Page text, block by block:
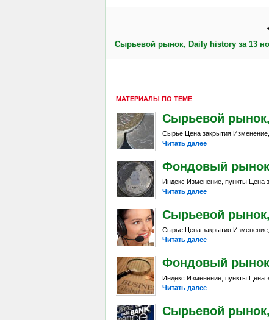
Сырьевой рынок, Daily history за 13
МАТЕРИАЛЫ ПО ТЕМЕ
Сырьевой рынок,
Сырье Цена закрытия
Читать далее
Фондовый рынок,
Индекс Изменение, пункты Цена
Читать далее
Сырьевой рынок,
Сырье Цена закрытия
Читать далее
Фондовый рынок,
Индекс Изменение, пункты Цена
Читать далее
Сырьевой рынок,